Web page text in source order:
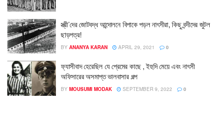
স্ত্রী’দের জোটবদ্ধ আন্দোলনে বিপাকে পড়ল নাৎসীরা, কিছু বন্দীদের জুটল
ছাড়পত্র!
BY ANANYA KARAN APRIL 29, 2021 0
ফ্যাসীবাদ হেরেছিল যে প্রেমের কাছে , ইহুদি মেয়ে এবং নাৎসী
অফিসারের অসমাপ্ত ভালবাসার গল্প
BY MOUSUMI MODAK SEPTEMBER 9, 2022 0